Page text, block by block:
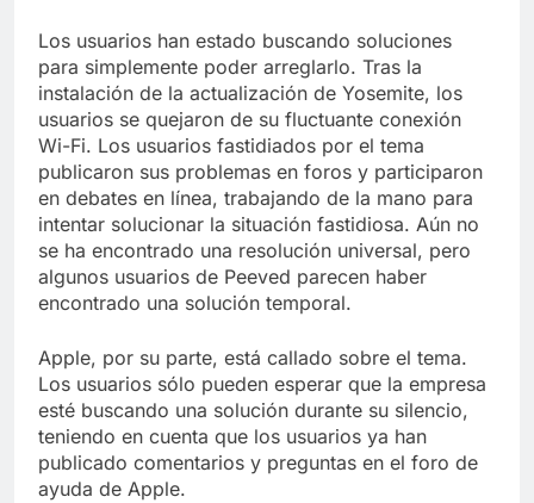
Los usuarios han estado buscando soluciones
para simplemente poder arreglarlo. Tras la
instalación de la actualización de Yosemite, los
usuarios se quejaron de su fluctuante conexión
Wi-Fi. Los usuarios fastidiados por el tema
publicaron sus problemas en foros y participaron
en debates en línea, trabajando de la mano para
intentar solucionar la situación fastidiosa. Aún no
se ha encontrado una resolución universal, pero
algunos usuarios de Peeved parecen haber
encontrado una solución temporal.
Apple, por su parte, está callado sobre el tema.
Los usuarios sólo pueden esperar que la empresa
esté buscando una solución durante su silencio,
teniendo en cuenta que los usuarios ya han
publicado comentarios y preguntas en el foro de
ayuda de Apple.